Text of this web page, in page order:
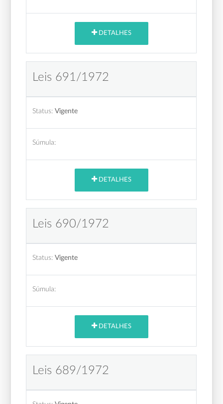
DETALHES
Leis 691/1972
Status: Vigente
Súmula:
DETALHES
Leis 690/1972
Status: Vigente
Súmula:
DETALHES
Leis 689/1972